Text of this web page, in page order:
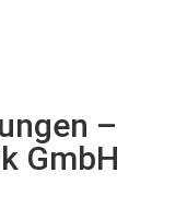
–
GmbH